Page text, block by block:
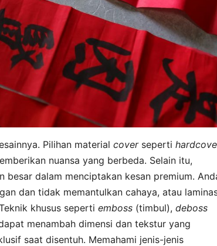
Pilihan material coverseperti
nuansa yang berbeda. Selain itu,
besar dalam menciptakan kesan premium.
dan tidak memantulkan cahaya, atau
khusus seperti emboss (timbul), deboss
menambah dimensi dan tekstur yang
saat disentuh. Memahami jenis-jenis